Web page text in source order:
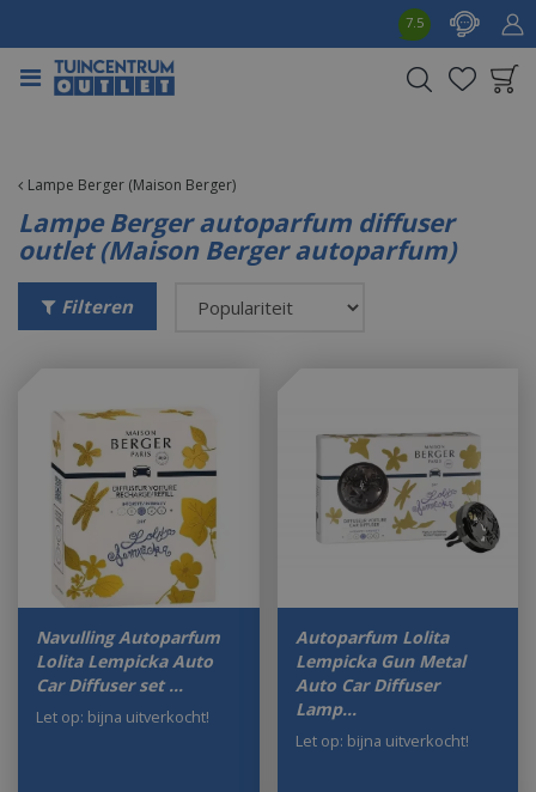
Lampe Berger (Maison Berger)
7.5
Lampe Berger autoparfum diffuser
outlet (Maison Berger autoparfum)
Filteren
Navulling Autoparfum
Lolita Lempicka Auto
Car Diffuser set …
Let op: bijna uitverkocht!
Autoparfum Lolita
Lempicka Gun Metal
Auto Car Diffuser
Lamp…
Let op: bijna uitverkocht!